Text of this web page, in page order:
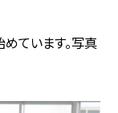
ています。写真